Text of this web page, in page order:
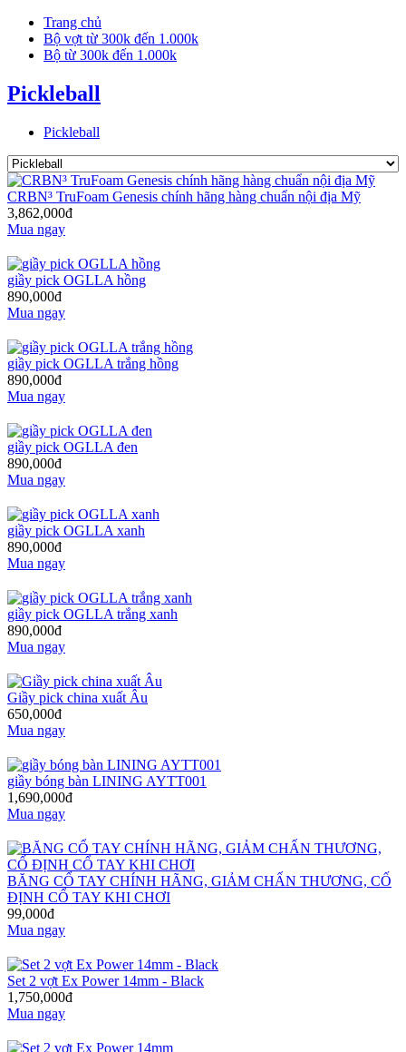
Trang chủ
Bộ vợt từ 300k đến 1.000k
Bộ từ 300k đến 1.000k
Pickleball
Pickleball
CRBN³ TruFoam Genesis chính hãng hàng chuẩn nội địa Mỹ
3,862,000đ
Mua ngay
giầy pick OGLLA hồng
890,000đ
Mua ngay
giầy pick OGLLA trắng hồng
890,000đ
Mua ngay
giầy pick OGLLA đen
890,000đ
Mua ngay
giầy pick OGLLA xanh
890,000đ
Mua ngay
giầy pick OGLLA trắng xanh
890,000đ
Mua ngay
Giầy pick china xuất Âu
650,000đ
Mua ngay
giầy bóng bàn LINING AYTT001
1,690,000đ
Mua ngay
BĂNG CỔ TAY CHÍNH HÃNG, GIẢM CHẤN THƯƠNG, CỐ
ĐỊNH CỔ TAY KHI CHƠI
99,000đ
Mua ngay
Set 2 vợt Ex Power 14mm - Black
1,750,000đ
Mua ngay